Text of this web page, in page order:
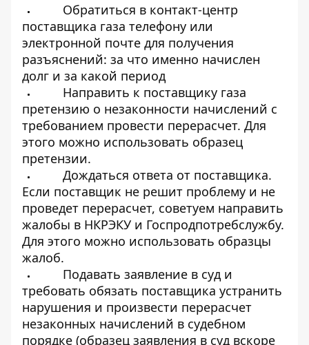
Обратиться в контакт-центр
поставщика газа телефону или
электронной почте для получения
разъяснений: за что именно начислен
долг и за какой период
Направить к поставщику газа
претензию о незаконности начислений с
требованием провести перерасчет. Для
этого можно использовать образец
претензии.
Дождаться ответа от поставщика.
Если поставщик не решит проблему и не
проведет перерасчет, советуем направить
жалобы в НКРЭКУ и Госпродпотребслужбу.
Для этого можно использовать образцы
жалоб.
Подавать заявление в суд и
требовать обязать поставщика устранить
нарушения и произвести перерасчет
незаконных начислений в судебном
порядке (образец заявления в суд вскоре